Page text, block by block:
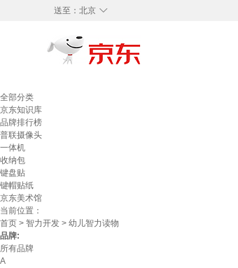
◇
送至： 北京
全部分类
京东知识库
品牌排行榜
普联摄像头
一体机
收纳包
键盘贴
键帽贴纸
京东美术馆
当前位置：
首页 > 智力开发 > 幼儿智力读物
品牌:
所有品牌
A